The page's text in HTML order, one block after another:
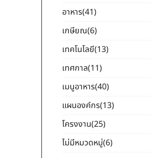
อาหาร(41)
เกษียณ(6)
เทคโนโลยี(13)
เทศกาล(11)
เมนูอาหาร(40)
แผนองค์กร(13)
โครงงาน(25)
ไม่มีหมวดหมู่(6)